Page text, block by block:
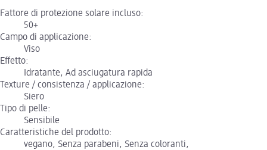
Fattore di protezione solare incluso:
50+
Campo di applicazione:
Viso
Effetto:
Idratante, Ad asciugatura rapida
Texture / consistenza / applicazione:
Siero
Tipo di pelle:
Sensibile
Caratteristiche del prodotto:
vegano, Senza parabeni, Senza coloranti,